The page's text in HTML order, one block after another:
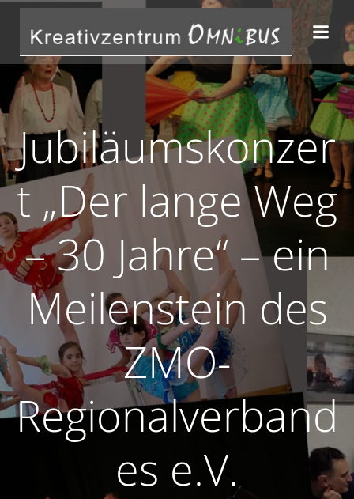
Zum
Inhalt
springen
Jubiläumskonzer
t „Der lange Weg
– 30 Jahre“ – ein
Meilenstein des
ZMO-
Regionalverband
es e.V.